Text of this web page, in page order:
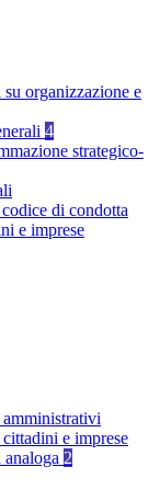
organizzazione e
4
strategico-
di condotta
e imprese
e imprese
2